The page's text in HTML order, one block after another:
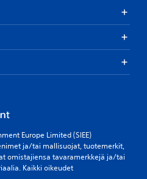
Europe Limited (SIEE)
ja/tai mallisuojat, tuotemerkit,
omistajiensa tavaramerkkejä ja/tai
Kaikki oikeudet